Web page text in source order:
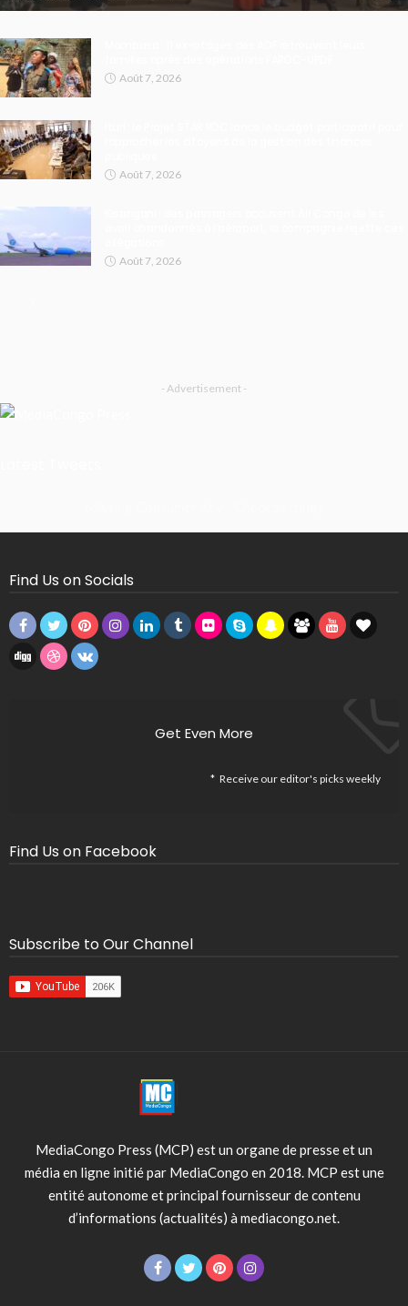
Août 7, 2026
Août 7, 2026
Août 7, 2026
- Advertisement -
Find Us on Socials
Get Even More
Receive our editor's picks weekly
Find Us on Facebook
Subscribe to Our Channel
MediaCongo Press (MCP) est un organe de presse et un
média en ligne initié par MediaCongo en 2018. MCP est une
entité autonome et principal fournisseur de contenu
d’informations (actualités) à mediacongo.net.